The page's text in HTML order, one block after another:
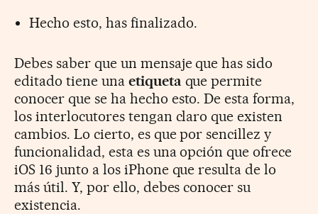
Hecho esto, has finalizado.
Debes saber que un mensaje que has sido
editado tiene una etiqueta que permite
conocer que se ha hecho esto. De esta forma,
los interlocutores tengan claro que existen
cambios. Lo cierto, es que por sencillez y
funcionalidad, esta es una opción que ofrece
iOS 16 junto a los iPhone que resulta de lo
más útil. Y, por ello, debes conocer su
existencia.